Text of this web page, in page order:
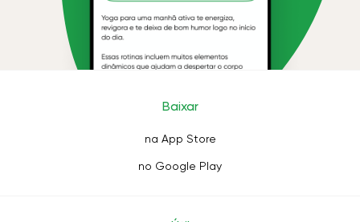
Baixar
na App Store
no Google Play